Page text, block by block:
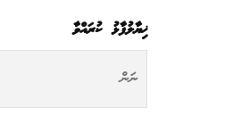
ޚިޔާލުފާޅު ކުރައްވާ